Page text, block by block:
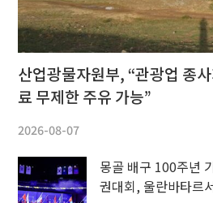
산업광물자원부, “관광업 종
료 무제한 주유 가능”
2026-08-07
몽골 배구 100주년
권대회, 울란바타르